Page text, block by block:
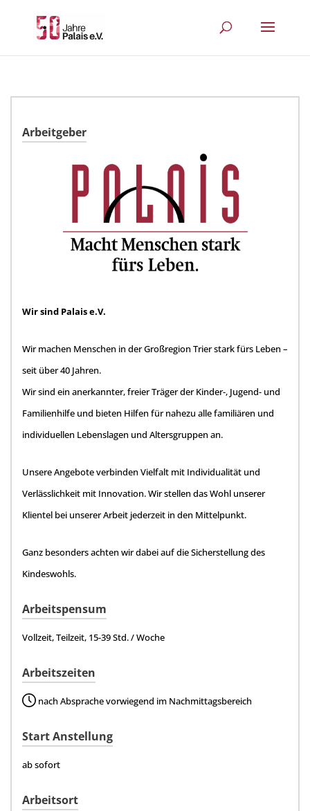
Arbeitgeber
Wir sind Palais e.V.
Wir machen Menschen in der Großregion Trier stark fürs Leben –
seit über 40 Jahren.
Wir sind ein anerkannter, freier Träger der Kinder-, Jugend- und
Familienhilfe und bieten Hilfen für nahezu alle familiären und
individuellen Lebenslagen und Altersgruppen an.
Unsere Angebote verbinden Vielfalt mit Individualität und
Verlässlichkeit mit Innovation. Wir stellen das Wohl unserer
Klientel bei unserer Arbeit jederzeit in den Mittelpunkt.
Ganz besonders achten wir dabei auf die Sicherstellung des
Kindeswohls.
Arbeitspensum
Vollzeit, Teilzeit, 15-39 Std. / Woche
Arbeitszeiten
nach Absprache vorwiegend im Nachmittagsbereich
Start Anstellung
ab sofort
Arbeitsort